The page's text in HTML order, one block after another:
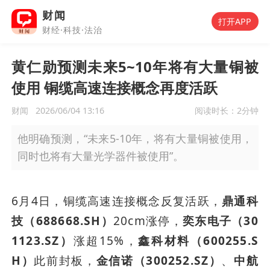
财闻
财经·科技·法治
打开APP
黄仁勋预测未来5~10年将有大量铜被
使用 铜缆高速连接概念再度活跃
财闻 2026/06/04 13:16 阅读时长： 2分钟
他明确预测，“未来5-10年，将有大量铜被使用，
同时也将有大量光学器件被使用”。
6月4日，铜缆高速连接概念反复活跃， 鼎通科
技（688668.SH） 20cm涨停， 奕东电子（30
1123.SZ） 涨超15%，鑫科材料（600255.S
H） 此前封板， 金信诺（300252.SZ） 、 中航